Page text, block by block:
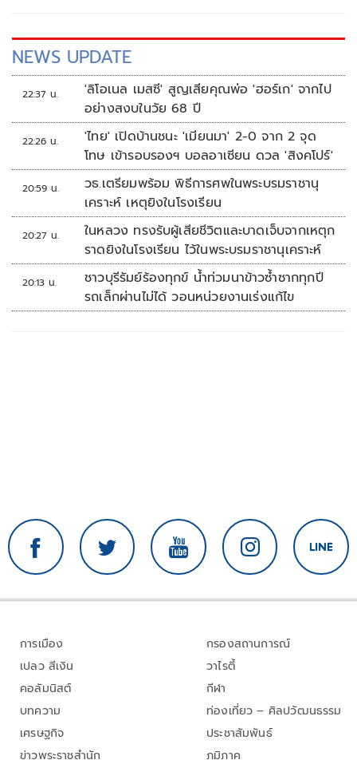
NEWS UPDATE
22:37 น.
'ลิโอเนล เมสซี' สูญเสียคุณพ่อ 'ฮอร์เก' จากไป
อย่างสงบในวัย 68 ปี
22:26 น.
'ไทย' เปิดบ้านชนะ 'เมียนมา' 2-0 จาก 2 จุด
โทษ เข้ารอบรองฯ บอลอาเซียน ดวล 'สิงคโปร์'
20:59 น.
วธ.เตรียมพร้อม พิธีการศพในพระบรมราชานุ
เคราะห์ เหตุยิงในโรงเรียน
20:27 น.
ในหลวง ทรงรับผู้เสียชีวิตและบาดเจ็บจากเหตุก
ราดยิงในโรงเรียน ไว้ในพระบรมราชานุเคราะห์
20:13 น.
ชาวบุรีรัมย์ร้องทุกข์ น้ำท่วมนาข้าวซ้ำซากทุกปี
รถเล็กผ่านไม่ได้ วอนหน่วยงานเร่งแก้ไข
การเมือง
เปลว สีเงิน
คอลัมนิสต์
บทความ
เศรษฐกิจ
ข่าวพระราชสำนัก
กรองสถานการณ์
วาไรตี้
กีฬา
ท่องเที่ยว – ศิลปวัฒนธรรม
ประชาสัมพันธ์
ภูมิภาค